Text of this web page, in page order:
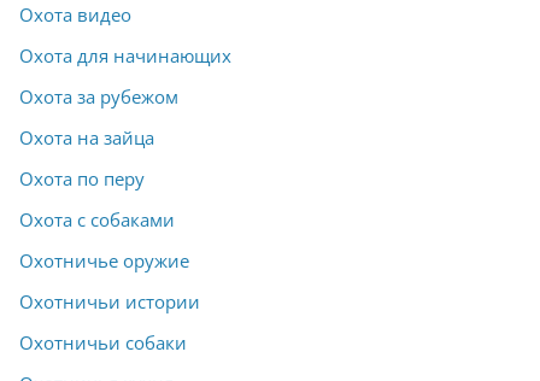
Охота видео
Охота для начинающих
Охота за рубежом
Охота на зайца
Охота по перу
Охота с собаками
Охотничье оружие
Охотничьи истории
Охотничьи собаки